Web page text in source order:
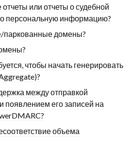
или отчеты о судебной
персональную информацию?
паркованные домены?
чтобы начать генерировать
между отправкой
появлением его записей на
объема